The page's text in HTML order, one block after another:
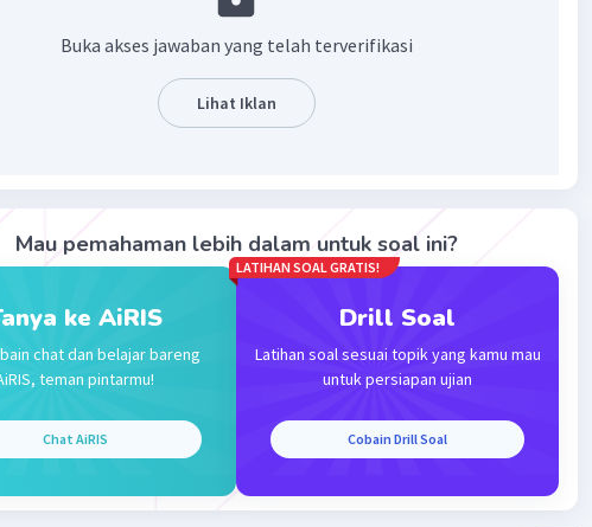
Beri Rating·4.5(2) Balas
Buka akses jawaban yang telah terverifikasi
Lihat Iklan
Mau pemahaman lebih dalam untuk soal ini?
ke AiRIS
chat dan belajar bareng
teman pintarmu!
Chat AiRIS
LATIHAN SOAL GRATIS!
Drill Soal
Latihan soal sesuai topik yang kamu mau
untuk persiapan ujian
Cobain Drill Soal